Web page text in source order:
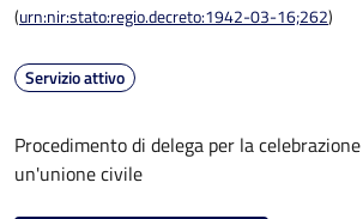
(urn:nir:stato:regio.decreto:1942-03-16;262)
Servizio attivo
Procedimento di delega per la
un'unione civile